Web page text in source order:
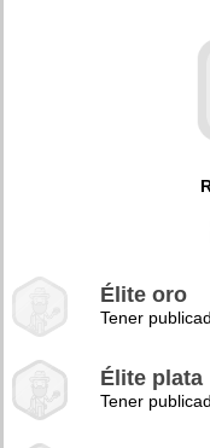
Élite oro
Tener
Élite plata
Tener